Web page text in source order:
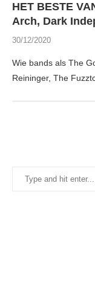
HET BESTE
Arch, Dark
30/12/2020
Wie bands als The
Reininger, The